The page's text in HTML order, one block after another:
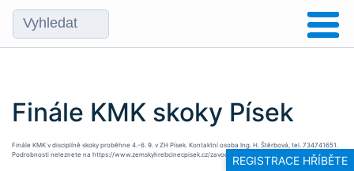
REGISTRACE HŘÍBĚTE
Finále KMK skoky Písek
Finále KMK v disciplíně skoky proběhne 4.-6. 9. v ZH Písek. Kontaktní osoba Ing. H. Štěrbová, tel. 734741651.
Podrobnosti neleznete na https://www.zemskyhrebcinecpisek.cz/zavody.